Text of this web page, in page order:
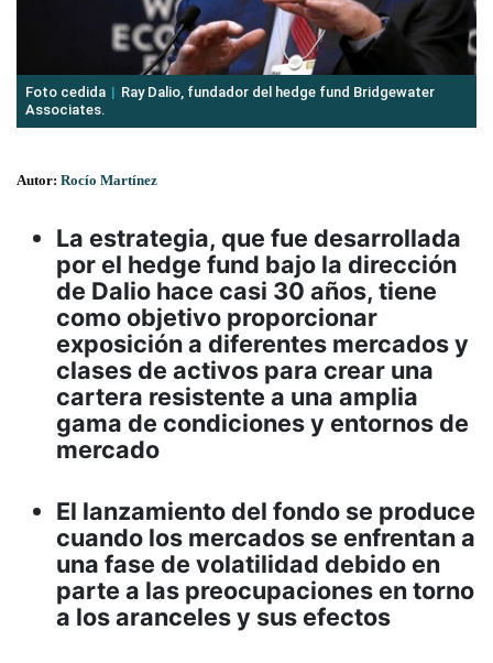
Foto cedida
Ray Dalio, fundador del hedge fund Bridgewater
Associates.
Autor: Rocío Martínez
La estrategia, que fue desarrollada
por el hedge fund bajo la dirección
de Dalio hace casi 30 años, tiene
como objetivo proporcionar
exposición a diferentes mercados y
clases de activos para crear una
cartera resistente a una amplia
gama de condiciones y entornos de
mercado
El lanzamiento del fondo se produce
cuando los mercados se enfrentan a
una fase de volatilidad debido en
parte a las preocupaciones en torno
a los aranceles y sus efectos